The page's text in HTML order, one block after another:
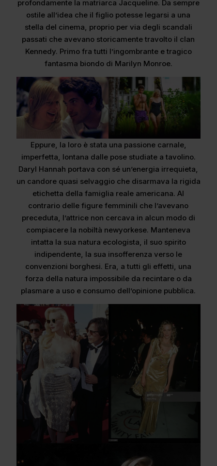
profondamente la matriarca Jacqueline. Da sempre
ostile all’idea che il figlio potesse legarsi a una
stella del cinema, proprio per via degli scandali
passati che avevano storicamente travolto il clan
Kennedy. Primo fra tutti l’ingombrante e tragico
fantasma biondo di Marilyn Monroe.
Eppure, la loro è stata una passione carnale,
imperfetta, lontana dalle pose studiate a tavolino.
Daryl Hannah portava con sé un’energia irrequieta,
un candore quasi selvaggio che disarmava la rigida
etichetta della famiglia reale americana. Al
contrario delle figure femminili che l’avevano
preceduta, l’attrice non cercava in alcun modo di
compiacere la nobiltà newyorkese. Manteneva
intatta la sua natura ecologista, il suo spirito
indipendente, la sua insofferenza verso le
convenzioni borghesi. Era, a tutti gli effetti, una
forza della natura impossibile da recintare o da
plasmare a uso e consumo dell’opinione pubblica.